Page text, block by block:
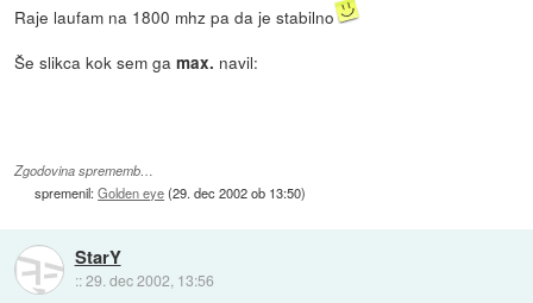
Raje laufam na 1800 mhz pa da je stabilno
Še slikca kok sem gamax. navil:
Zgodovina sprememb…
spremenil:Golden eye(29. dec 2002 ob 13:50)
StarY
::29. dec 2002, 13:56